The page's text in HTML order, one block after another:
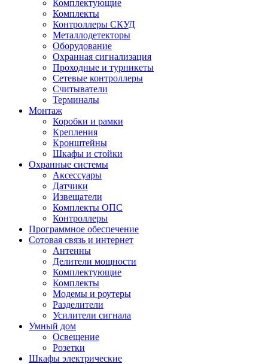
Комплектующие
Комплекты
Контроллеры СКУД
Металлодетекторы
Оборудование
Охранная сигнализация
Проходные и турникеты
Сетевые контроллеры
Считыватели
Терминалы
Монтаж
Коробки и рамки
Крепления
Кронштейны
Шкафы и стойки
Охранные системы
Аксессуары
Датчики
Извещатели
Комплекты ОПС
Контроллеры
Программное обеспечение
Сотовая связь и интернет
Антенны
Делители мощности
Комплектующие
Комплекты
Модемы и роутеры
Разделители
Усилители сигнала
Умный дом
Освещение
Розетки
Шкафы электрические